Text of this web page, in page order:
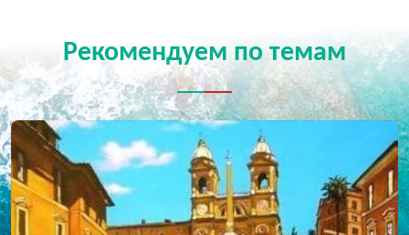
Рекомендуем по темам